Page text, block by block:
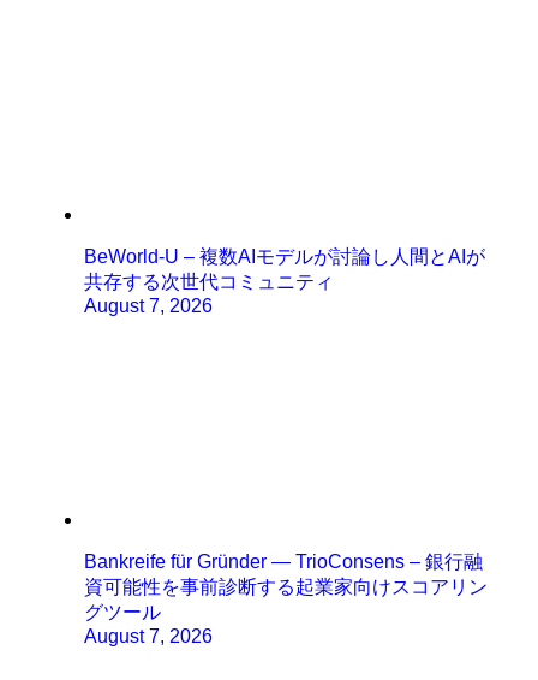
BeWorld-U – 複数AIモデルが討論し人間とAIが
共存する次世代コミュニティ
August 7, 2026
Bankreife für Gründer — TrioConsens – 銀行融
資可能性を事前診断する起業家向けスコアリン
グツール
August 7, 2026